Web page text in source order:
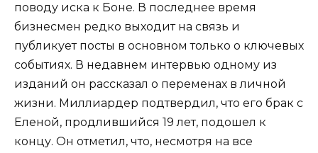
поводу иска к Боне. В последнее время
бизнесмен редко выходит на связь и
публикует посты в основном только о ключевых
событиях. В недавнем интервью одному из
изданий он рассказал о переменах в личной
жизни. Миллиардер подтвердил, что его брак с
Еленой, продлившийся 19 лет, подошел к
концу. Он отметил, что, несмотря на все